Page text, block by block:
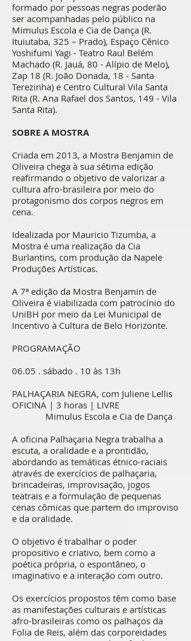
formado por pessoas negras poderão
ser acompanhadas pelo público na
Mimulus Escola e Cia de Dança (R.
Ituiutaba, 325 – Prado), Espaço Cênico
Yoshifumi Yagi - Teatro Raul Belém
Machado (R. Jauá, 80 - Alípio de Melo),
Zap 18 (R. João Donada, 18 - Santa
Terezinha) e Centro Cultural Vila Santa
Rita (R. Ana Rafael dos Santos, 149 - Vila
Santa Rita).
SOBRE A MOSTRA
Criada em 2013, a Mostra Benjamin de
Oliveira chega à sua sétima edição
reafirmando o objetivo de valorizar a
cultura afro-brasileira por meio do
protagonismo dos corpos negros em
cena.
Idealizada por Mauricio Tizumba, a
Mostra é uma realização da Cia
Burlantins, com produção da Napele
Produções Artísticas.
A 7ª edição da Mostra Benjamin de
Oliveira é viabilizada com patrocínio do
UniBH por meio da Lei Municipal de
Incentivo à Cultura de Belo Horizonte.
PROGRAMAÇÃO
06.05 . sábado . 10 às 13h
PALHAÇARIA NEGRA, com Juliene Lellis
OFICINA | 3 horas | LIVRE
Mimulus Escola e Cia de Dança
A oficina Palhaçaria Negra trabalha a
escuta, a oralidade e a prontidão,
abordando as temáticas étnico-raciais
através de exercícios de palhaçaria,
brincadeiras, improvisação, jogos
teatrais e a formulação de pequenas
cenas cômicas que partem do improviso
e da oralidade.
O objetivo é trabalhar o poder
propositivo e criativo, bem como a
poética própria, o espontâneo, o
imaginativo e a interação com outro.
Os exercícios propostos têm como base
as manifestações culturais e artísticas
afro-brasileiras como os palhaços da
Folia de Reis, além das corporeidades